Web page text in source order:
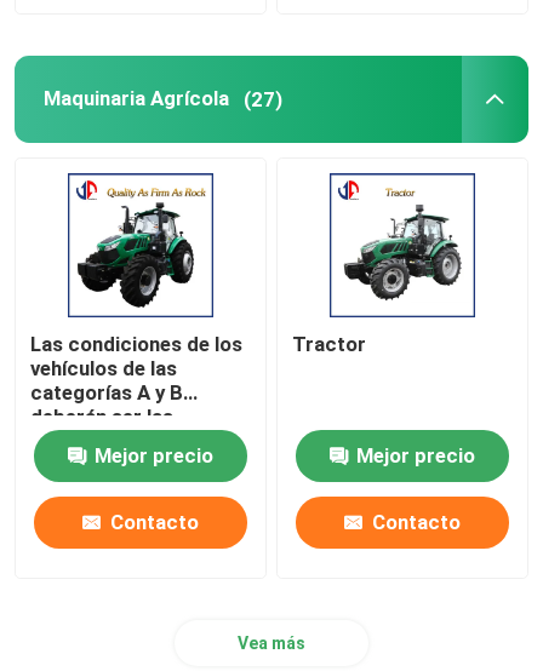
Las demás
Las piezas de repuesto
Rompe hielo vibratorio
Maquinaria Agrícola (27)
Las condiciones de los
vehículos de las
categorías A y B
deberán ser las
siguientes:
Mejor precio
Contacto
Tractor
Mejor precio
Contacto
Vea más